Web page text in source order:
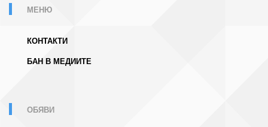
МЕНЮ
КОНТАКТИ
БАН В МЕДИИТЕ
ОБЯВИ